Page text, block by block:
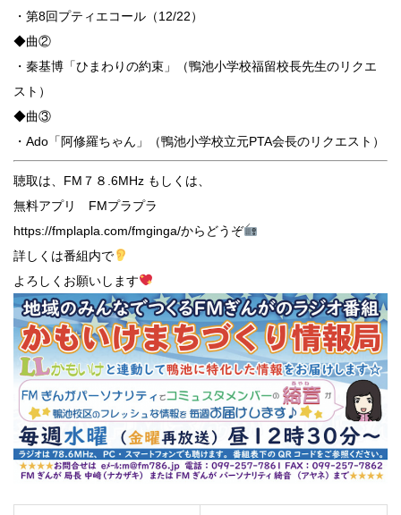
・第8回プティエコール（12/22）
◆曲②
・秦基博「ひまわりの約束」（鴨池小学校福留校長先生のリクエ
スト）
◆曲③
・Ado「阿修羅ちゃん」（鴨池小学校立元PTA会長のリクエスト）
聴取は、FM７８.6MHz もしくは、
無料アプリ FMプラプラ
https://fmplapla.com/fmginga/からどうぞ
詳しくは番組内で
よろしくお願いします